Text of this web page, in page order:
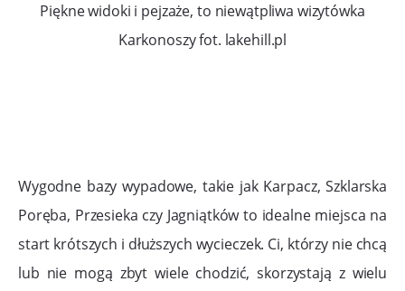
Piękne widoki i pejzaże, to niewątpliwa wizytówka
Karkonoszy fot. lakehill.pl
Wygodne bazy wypadowe, takie jak Karpacz, Szklarska
Poręba, Przesieka czy Jagniątków to idealne miejsca na
start krótszych i dłuższych wycieczek. Ci, którzy nie chcą
lub nie mogą zbyt wiele chodzić, skorzystają z wielu